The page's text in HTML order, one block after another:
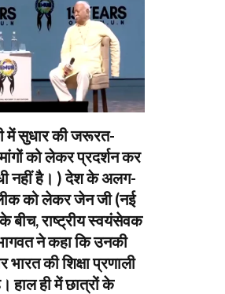
में सुधार की जरूरत-
को लेकर प्रदर्शन कर
नहीं है। ) देश के अलग-
को लेकर जेन जी (नई
बीच, राष्ट्रीय स्वयंसेवक
ने कहा कि उनकी
की शिक्षा प्रणाली
हाल ही में छात्रों के